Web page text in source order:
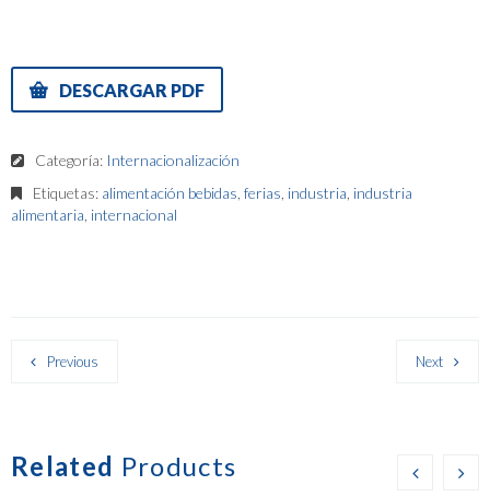
DESCARGAR PDF
Categoría: Internacionalización
Etiquetas: alimentación bebidas ferias industria industria
alimentaria internacional
Previous Next
Related Products